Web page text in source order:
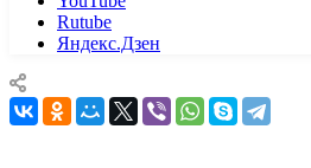
Rutube
Яндекс.Дзен